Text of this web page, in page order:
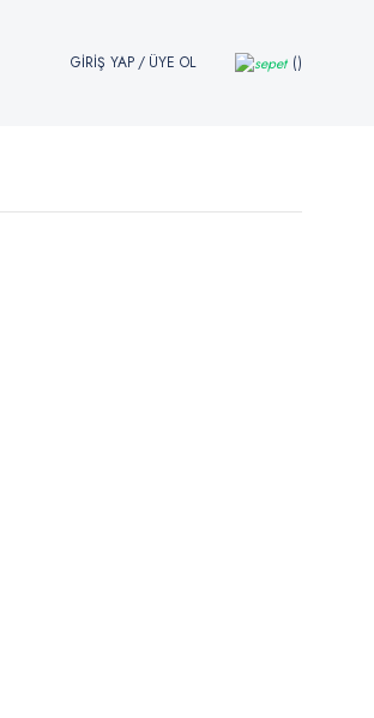
GİRİŞ YAP/ ÜYE OL